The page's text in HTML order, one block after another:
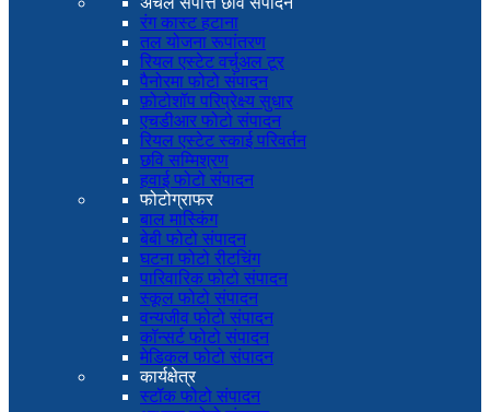
रंग कास्ट हटाना
तल योजना रूपांतरण
रियल एस्टेट वर्चुअल टूर
पैनोरमा फोटो संपादन
फ़ोटोशॉप परिप्रेक्ष्य सुधार
एचडीआर फोटो संपादन
रियल एस्टेट स्काई परिवर्तन
छवि सम्मिश्रण
हवाई फोटो संपादन
फोटोग्राफर
बाल मास्किंग
बेबी फोटो संपादन
घटना फोटो रीटचिंग
पारिवारिक फोटो संपादन
स्कूल फोटो संपादन
वन्यजीव फोटो संपादन
कॉन्सर्ट फोटो संपादन
मेडिकल फोटो संपादन
कार्यक्षेत्र
स्टॉक फोटो संपादन